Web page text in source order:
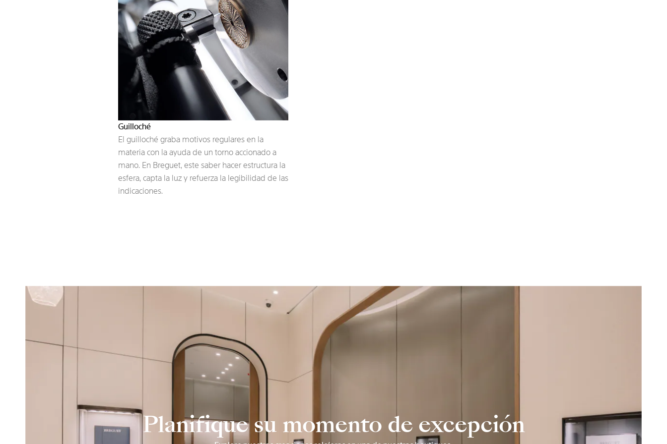
Guilloché
El guilloché graba motivos regulares en la
materia con la ayuda de un torno accionado a
mano. En Breguet, este saber hacer estructura la
esfera, capta la luz y refuerza la legibilidad de las
indicaciones.
Planifique su momento de excepción